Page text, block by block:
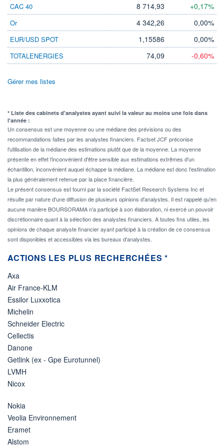
CAC 40 8 714,93 +0,17%
Or 4 342,26 0,00%
EUR/USD SPOT 1,15586 0,00%
TOTALENERGIES 74,09 -0,60%
Gérer mes listes
* Liste des cabinets d'analystes ayant suivi la valeur au moins une fois dans
l'année :
Un consensus est une moyenne ou une médiane des prévisions ou des
recommandations faites par les analystes financiers. Factset JCF préconise
l'utilisation de la médiane des estimations plutôt que de la moyenne. La moyenne
présente en effet l'inconvénient d'être sensible aux estimations extrêmes d'un
échantillon, inconvénient auquel échappe la médiane. La médiane est donc l'estimation
la plus généralement retenue par la place financière.
Le présent consensus est fourni par la société FactSet Research Systems Inc et
résulte par nature d'une diffusion de plusieurs opinions d'analystes. Il est rappelé qu'en
aucune manière BOURSORAMA n'a participé à son élaboration, ni exercé un pouvoir
discrétionnaire quant à la sélection des analystes financiers. A toutes fins utiles, les
opinions de chaque analyste financier ayant participé à la création de ce consensus
sont disponibles et accessibles via les bureaux d'analystes.
ACTIONS LES PLUS RECHERCHÉES *
Axa
Air France-KLM
Essilor Luxxotica
Michelin
Schneider Electric
Cellectis
Danone
Getlink (ex - Gpe Eurotunnel)
LVMH
Nicox
Nokia
Veolia Environnement
Eramet
Alstom